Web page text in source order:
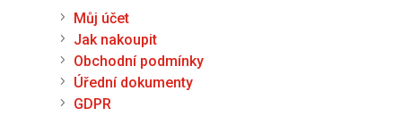
Můj účet
Jak nakoupit
Obchodní podmínky
Úřední dokumenty
GDPR